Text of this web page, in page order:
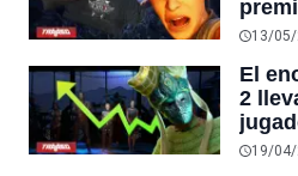
2 y
13/
El
2
que
19/